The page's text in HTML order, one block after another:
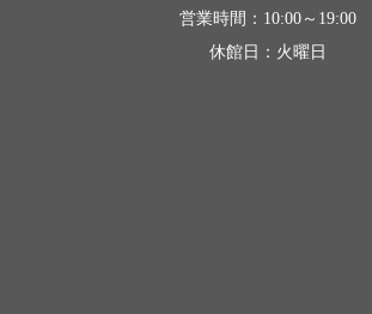
営業時間：10:00～19:00
休館日：火曜日